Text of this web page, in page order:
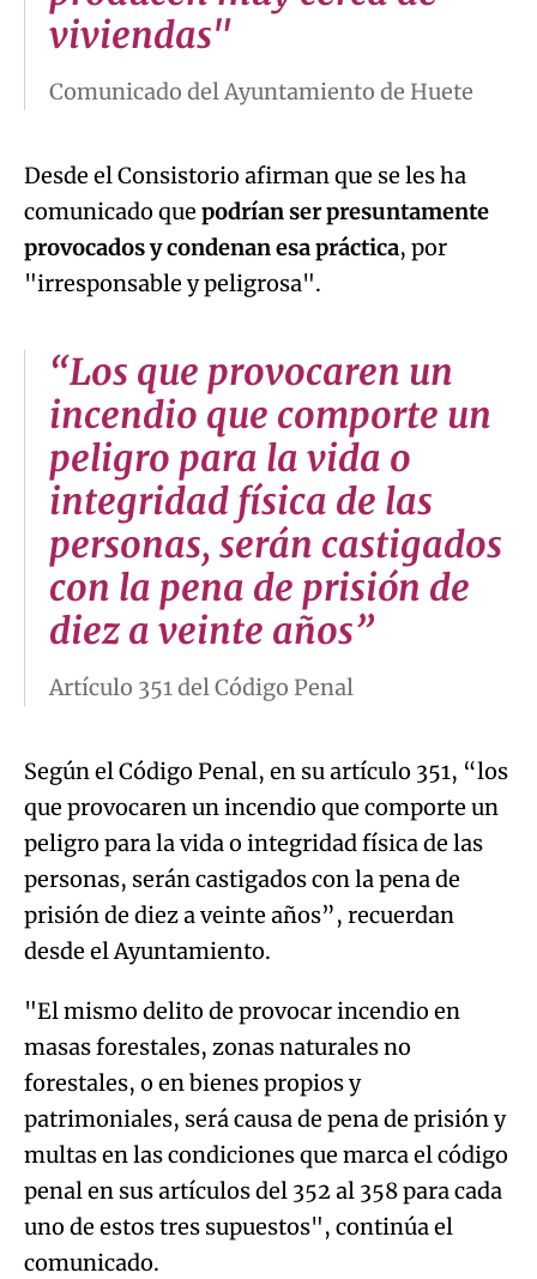
viviendas"
Comunicado del Ayuntamiento de Huete
Desde el Consistorio afirman que se les ha
comunicado que podrían ser presuntamente
provocados y condenan esa práctica, por
"irresponsable y peligrosa".
“Los que provocaren un
incendio que comporte un
peligro para la vida o
integridad física de las
personas, serán castigados
con la pena de prisión de
diez a veinte años”
Artículo 351 del Código Penal
Según el Código Penal, en su artículo 351, “los
que provocaren un incendio que comporte un
peligro para la vida o integridad física de las
personas, serán castigados con la pena de
prisión de diez a veinte años”, recuerdan
desde el Ayuntamiento.
"El mismo delito de provocar incendio en
masas forestales, zonas naturales no
forestales, o en bienes propios y
patrimoniales, será causa de pena de prisión y
multas en las condiciones que marca el código
penal en sus artículos del 352 al 358 para cada
uno de estos tres supuestos", continúa el
comunicado.